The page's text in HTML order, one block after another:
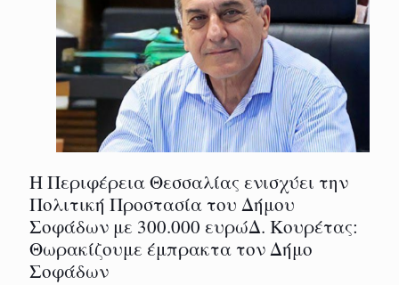
Η Περιφέρεια Θεσσαλίας ενισχύει την
Πολιτική Προστασία του Δήμου
Σοφάδων με 300.000 ευρώΔ. Κουρέτας:
Θωρακίζουμε έμπρακτα τον Δήμο
Σοφάδων